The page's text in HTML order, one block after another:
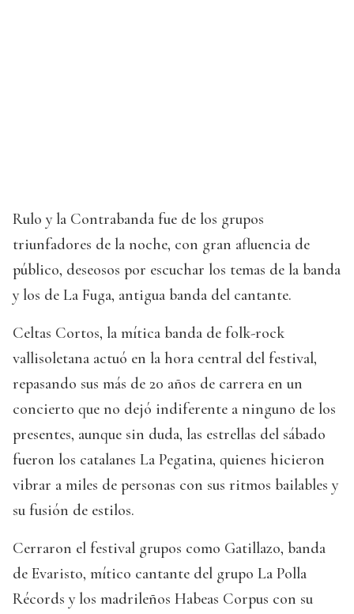
Rulo y la Contrabanda fue de los grupos
triunfadores de la noche, con gran afluencia de
público, deseosos por escuchar los temas de la banda
y los de La Fuga, antigua banda del cantante.
Celtas Cortos, la mítica banda de folk-rock
vallisoletana actuó en la hora central del festival,
repasando sus más de 20 años de carrera en un
concierto que no dejó indiferente a ninguno de los
presentes, aunque sin duda, las estrellas del sábado
fueron los catalanes La Pegatina, quienes hicieron
vibrar a miles de personas con sus ritmos bailables y
su fusión de estilos.
Cerraron el festival grupos como Gatillazo, banda
de Evaristo, mítico cantante del grupo La Polla
Récords y los madrileños Habeas Corpus con su